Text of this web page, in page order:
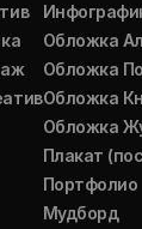
Обложка
Обложка
Обложка
Обложка
Плакат
Портфолио
Мудборд